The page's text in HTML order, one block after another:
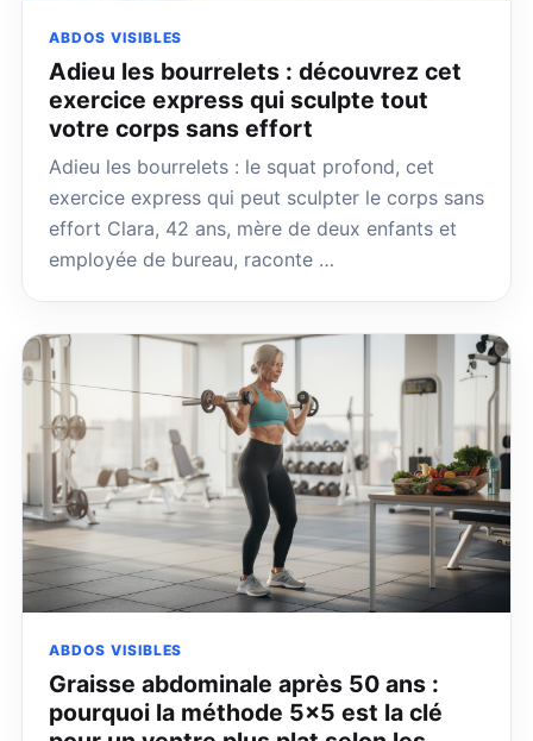
ABDOS VISIBLES
Adieu les bourrelets : découvrez cet
exercice express qui sculpte tout
votre corps sans effort
Adieu les bourrelets : le squat profond, cet
exercice express qui peut sculpter le corps sans
effort Clara, 42 ans, mère de deux enfants et
employée de bureau, raconte …
ABDOS VISIBLES
Graisse abdominale après 50 ans :
pourquoi la méthode 5×5 est la clé